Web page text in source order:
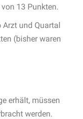
13 Punkten.
Arzt und Quartal
(bisher waren
erhält, müssen
werden.